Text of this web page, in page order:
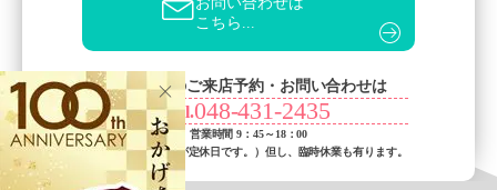
こちら...
お電話でのご来店予約・お問い合わせは
Tel.048-431-2435
営業時間 9：45～18：00
（火曜日・水曜日が定休日です。） 但し、臨時休業も有ります。